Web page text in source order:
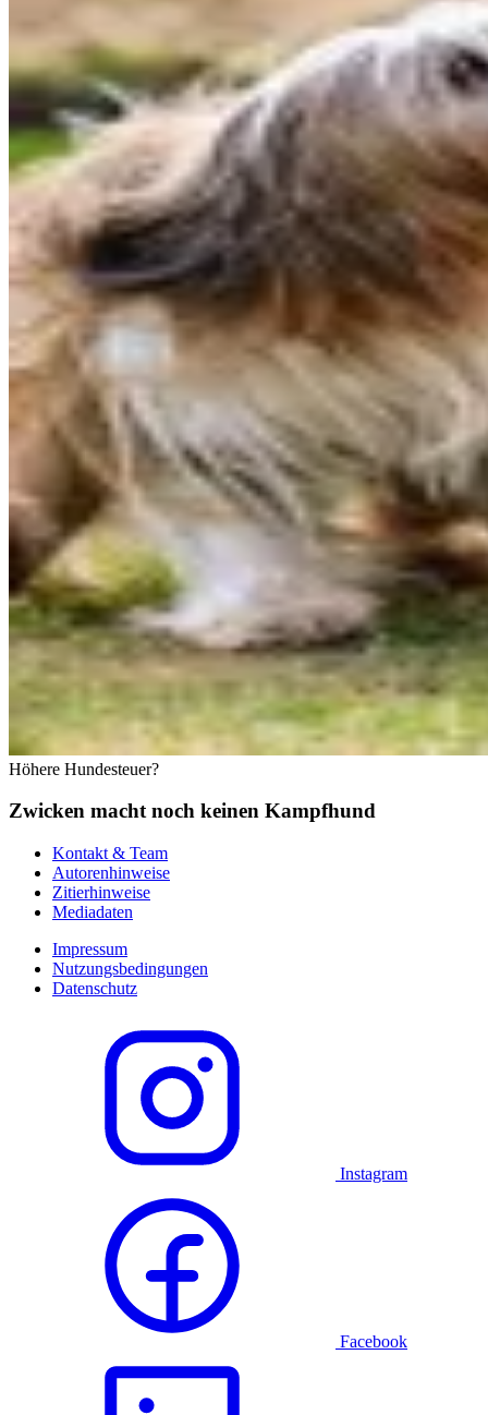
Höhere Hundesteuer?
Zwicken macht noch keinen Kampfhund
Kontakt & Team
Autorenhinweise
Zitierhinweise
Mediadaten
Impressum
Nutzungsbedingungen
Datenschutz
Instagram
Facebook